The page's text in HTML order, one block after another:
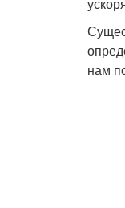
нам